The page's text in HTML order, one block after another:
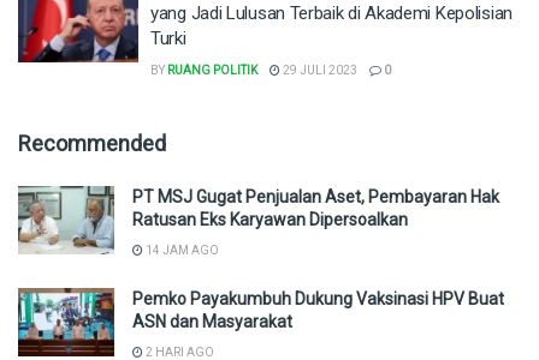
yang Jadi Lulusan Terbaik di Akademi Kepolisian
Turki
BY RUANG POLITIK 29 JULI 2023 0
Recommended
PT MSJ Gugat Penjualan Aset, Pembayaran Hak
Ratusan Eks Karyawan Dipersoalkan
14 JAM AGO
Pemko Payakumbuh Dukung Vaksinasi HPV Buat
ASN dan Masyarakat
2 HARI AGO